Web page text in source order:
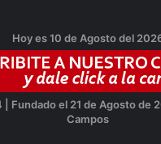
Hoy es 10 de Agosto del
| Fundado el 21 de Agosto de
Campos